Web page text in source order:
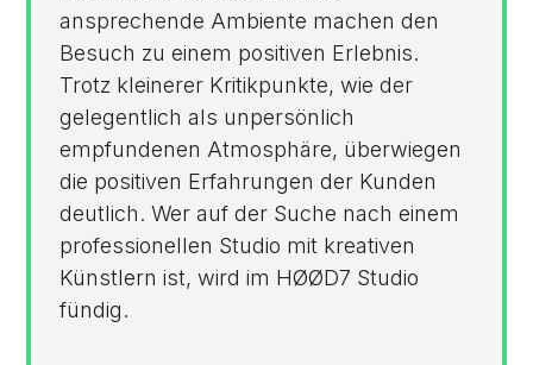
ansprechende Ambiente machen den
Besuch zu einem positiven Erlebnis.
Trotz kleinerer Kritikpunkte, wie der
gelegentlich als unpersönlich
empfundenen Atmosphäre, überwiegen
die positiven Erfahrungen der Kunden
deutlich. Wer auf der Suche nach einem
professionellen Studio mit kreativen
Künstlern ist, wird im HØØD7 Studio
fündig.